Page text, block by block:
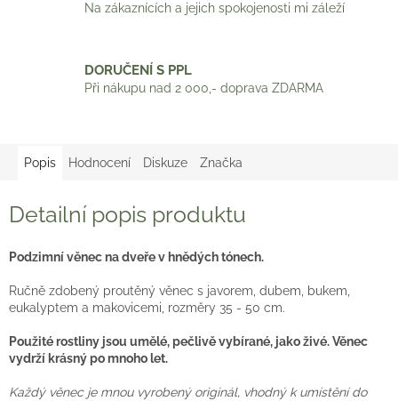
Na zákaznících a jejich spokojenosti mi záleží
DORUČENÍ S PPL
Při nákupu nad 2 000,- doprava ZDARMA
Popis Hodnocení Diskuze Značka
Detailní popis produktu
Podzimní věnec na dveře v hnědých tónech.
Ručně zdobený proutěný věnec s javorem, dubem, bukem,
eukalyptem a makovicemi, rozměry 35 - 50 cm.
Použité rostliny jsou umělé, pečlivě vybírané, jako živé. Věnec
vydrží krásný po mnoho let.
Každý věnec je mnou vyrobený originál, vhodný k umístění do